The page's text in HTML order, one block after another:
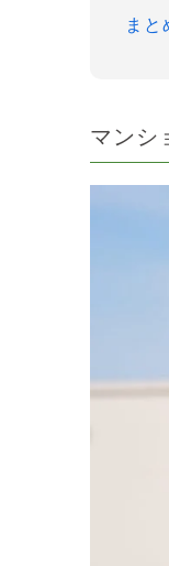
まと
マンシ